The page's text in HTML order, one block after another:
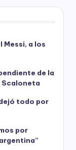
Messi, a los
de la
Scaloneta
todo por
por